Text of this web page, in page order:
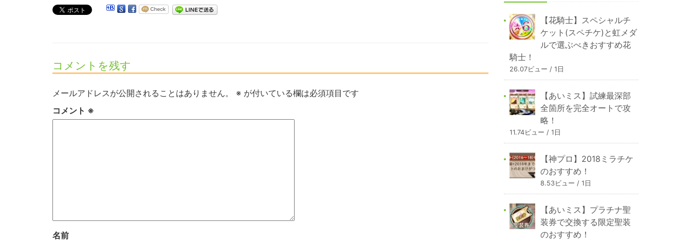
コメントを残す
メールアドレスが公開されることはありません。 ※ が付いている欄は必須項目です
コメント ※
名前
【花騎士】スペシャルチ
ケット(スペチケ)と虹メダ
ルで選ぶべきおすすめ花
騎士！
26.07ビュー / 1日
【あいミス】試練最深部
全箇所を完全オートで攻
略！
11.74ビュー / 1日
【神プロ】2018ミラチケ
のおすすめ！
8.53ビュー / 1日
【あいミス】プラチナ聖
装券で交換する限定聖装
のおすすめ！